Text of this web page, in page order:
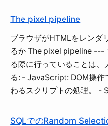
The pixel pipeline
ブラウザがHTMLをレンダ
るか The pixel pipeline ---
る際に行っていることは
る: - JavaScript: DOM操作
わるスクリプトの処理。 -
SQLでのRandom